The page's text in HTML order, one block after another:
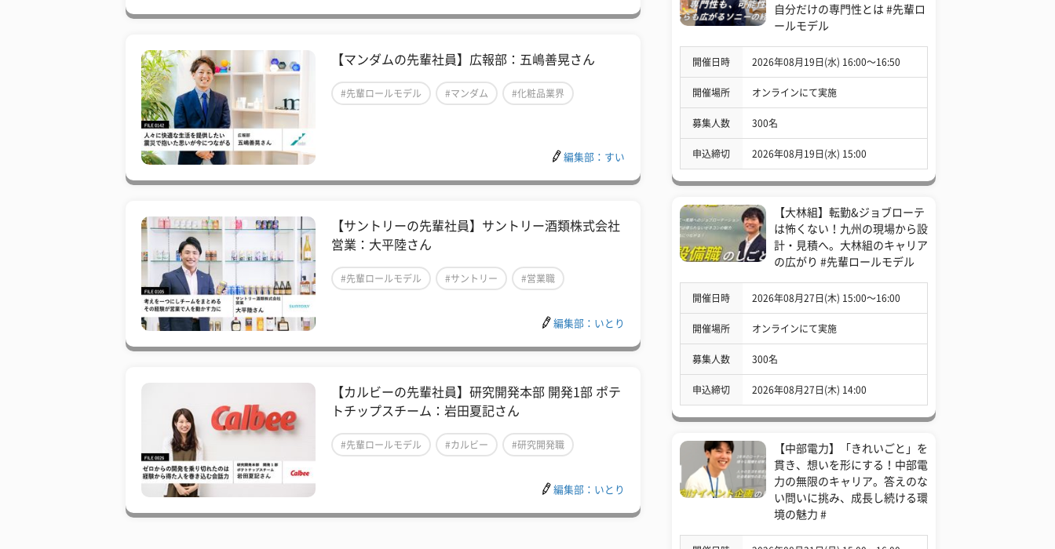
【マンダムの先輩社員】広報部：五嶋善晃さん
#先輩ロールモデル #マンダム #化粧品業界
編集部：すい
【サントリーの先輩社員】サントリー酒類株式会社
営業：大平陸さん
#先輩ロールモデル #サントリー #営業職
編集部：いとり
【カルビーの先輩社員】研究開発本部 開発1部 ポテ
トチップスチーム：岩田夏記さん
#先輩ロールモデル #カルビー #研究開発職
編集部：いとり
自分だけの専門性とは #先輩ロ
ールモデル
開催日時 2026年08月19日(水) 16:00〜16:50
開催場所 オンラインにて実施
募集人数 300名
申込締切 2026年08月19日(水) 15:00
【大林組】転勤&ジョブローテ
は怖くない！九州の現場から設
計・見積へ。大林組のキャリア
の広がり #先輩ロールモデル
開催日時 2026年08月27日(木) 15:00〜16:00
開催場所 オンラインにて実施
募集人数 300名
申込締切 2026年08月27日(木) 14:00
【中部電力】「きれいごと」を
貫き、想いを形にする！中部電
力の無限のキャリア。答えのな
い問いに挑み、成長し続ける環
境の魅力 #